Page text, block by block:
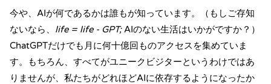
今や、AIが何であるかは誰もが知っています。（もしご存知
ないなら、 life = life - GPT;AIのない生活はいかがですか？）
ChatGPTだけでも月に何十億回ものアクセスを集めていま
す。
もちろん、すべてがユニークビジターというわけではあ
りませんが、私たちがどれほどAIに依存するようになったか